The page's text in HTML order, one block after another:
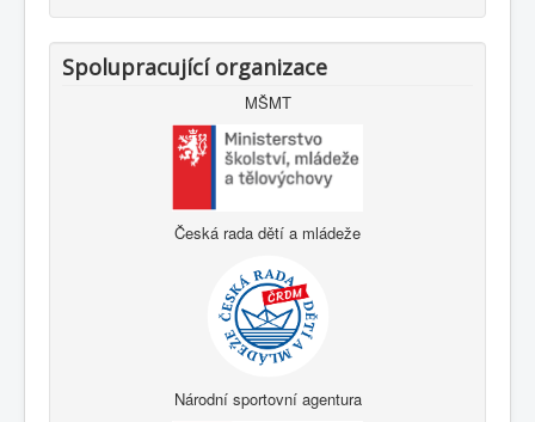
Spolupracující organizace
MŠMT
Česká rada dětí a mládeže
Národní sportovní agentura